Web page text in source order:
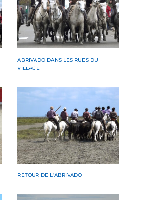
ABRIVADO DANS LES RUES DU
VILLAGE
RETOUR DE L’ABRIVADO